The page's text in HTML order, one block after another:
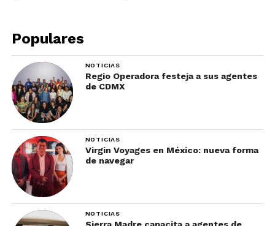
Populares
NOTICIAS
Regio Operadora festeja a sus agentes
de CDMX
NOTICIAS
Virgin Voyages en México: nueva forma
de navegar
NOTICIAS
Sierra Madre capacita a agentes de